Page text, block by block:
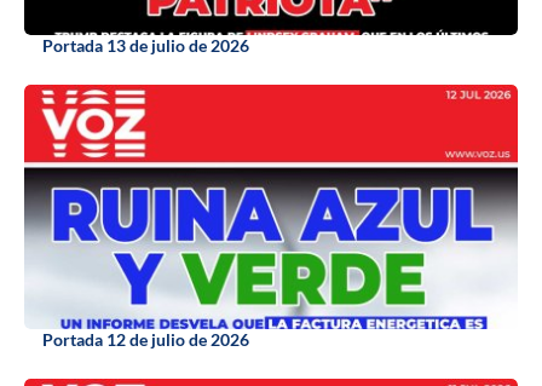
Portada 13 de julio de 2026
Portada 12 de julio de 2026